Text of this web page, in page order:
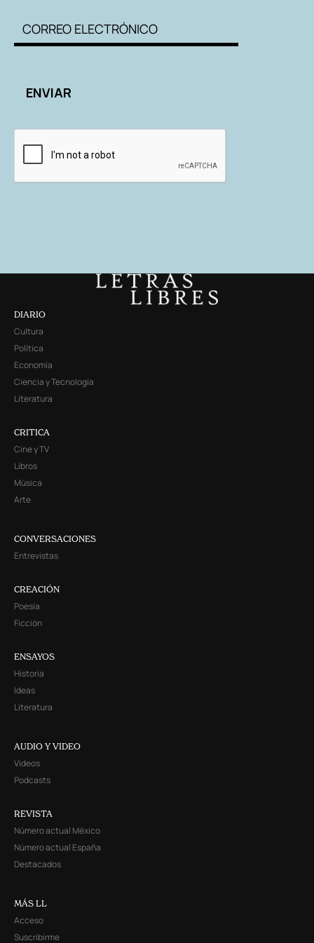
DIARIO
Cultura
Política
Economía
Ciencia y Tecnología
Literatura
CRITICA
Cine y TV
Libros
Música
Arte
CONVERSACIONES
Entrevistas
CREACIÓN
Poesía
Ficción
ENSAYOS
Historia
Ideas
Literatura
AUDIO Y VIDEO
Videos
Podcasts
REVISTA
Número actual México
Número actual España
Destacados
MÁS LL
Acceso
Suscribirme